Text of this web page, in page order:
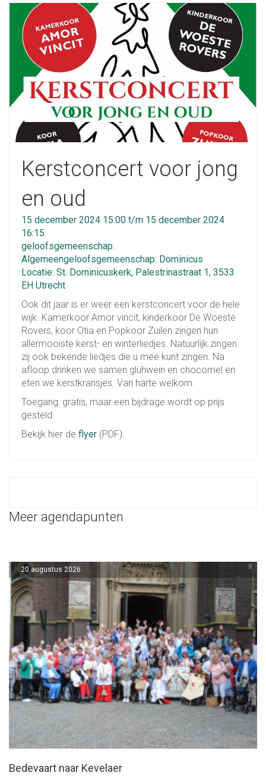
Kerstconcert voor jong
en oud
15 december 2024 15:00 t/m 15 december 2024
16:15
geloofsgemeenschap:
Algemeengeloofsgemeenschap: Dominicus
Locatie: St. Dominicuskerk, Palestrinastraat 1, 3533
EH Utrecht
Ook dit jaar is er weer een kerstconcert voor de hele
wijk. Kamerkoor Amor vincit, kinderkoor De Woeste
Rovers, koor Otia en Popkoor Zuilen zingen hun
allermooiste kerst- en winterliedjes. Natuurlijk zingen
zij ook bekende liedjes die u mee kunt zingen. Na
afloop drinken we samen glühwein en chocomel en
eten we kerstkransjes. Van harte welkom.
Toegang: gratis, maar een bijdrage wordt op prijs
gesteld.
Bekijk hier de flyer (PDF).
Meer agendapunten
Bedevaart naar Kevelaer
20 augustus 2026